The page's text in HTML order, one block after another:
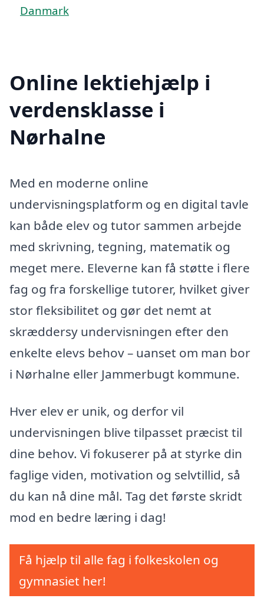
Danmark
Online lektiehjælp i
verdensklasse i
Nørhalne
Med en moderne online
undervisningsplatform og en digital tavle
kan både elev og tutor sammen arbejde
med skrivning, tegning, matematik og
meget mere. Eleverne kan få støtte i flere
fag og fra forskellige tutorer, hvilket giver
stor fleksibilitet og gør det nemt at
skræddersy undervisningen efter den
enkelte elevs behov – uanset om man bor
i Nørhalne eller Jammerbugt kommune.
Hver elev er unik, og derfor vil
undervisningen blive tilpasset præcist til
dine behov. Vi fokuserer på at styrke din
faglige viden, motivation og selvtillid, så
du kan nå dine mål. Tag det første skridt
mod en bedre læring i dag!
Få hjælp til alle fag i folkeskolen og
gymnasiet her!